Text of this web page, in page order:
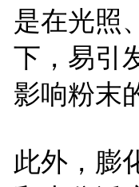
是在光照
下，易引
影响粉末
此外，膨